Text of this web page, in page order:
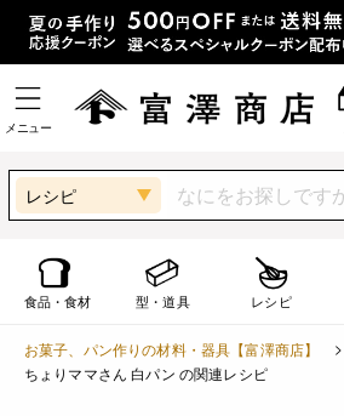
メニュー
レシピ
食品・食材 型・道具 レシピ
お菓子、パン作りの材料・器具【富澤商店】
ちょりママさん 白パン の関連レシピ